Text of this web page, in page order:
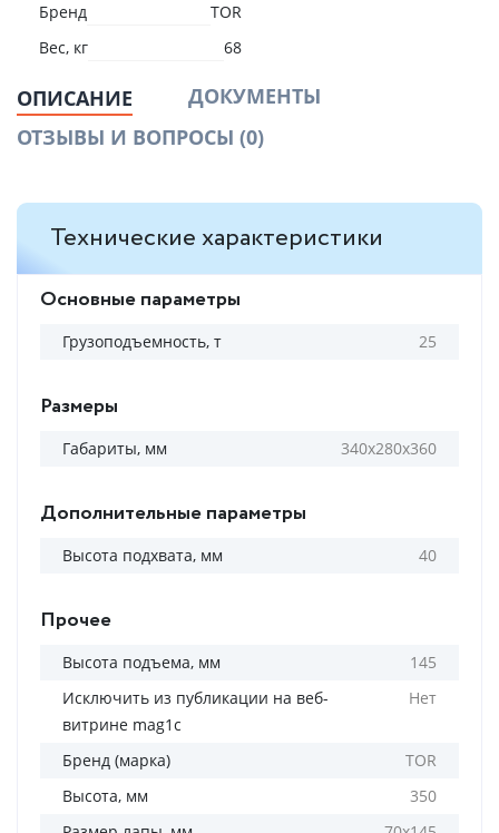
Бренд
TOR
Вес, кг
68
ОПИСАНИЕ
ДОКУМЕНТЫ
ОТЗЫВЫ И ВОПРОСЫ (0)
Технические характеристики
Основные параметры
Грузоподъемность, т 25
Размеры
Габариты, мм 340х280х360
Дополнительные параметры
Высота подхвата, мм 40
Прочее
Высота подъема, мм
145
Исключить из публикации на веб-
витрине mag1c
Нет
Бренд (марка)
TOR
Высота, мм
350